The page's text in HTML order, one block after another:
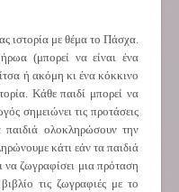
ιστορία με θέμα το Πάσχα.
(μπορεί να είναι ένα
ή ακόμη κι ένα κόκκινο
Κάθε παιδί μπορεί να
σημειώνει τις προτάσεις
ολοκληρώσουν την
κάτι εάν τα παιδιά
να ζωγραφίσει μια πρόταση
τις ζωγραφιές με το